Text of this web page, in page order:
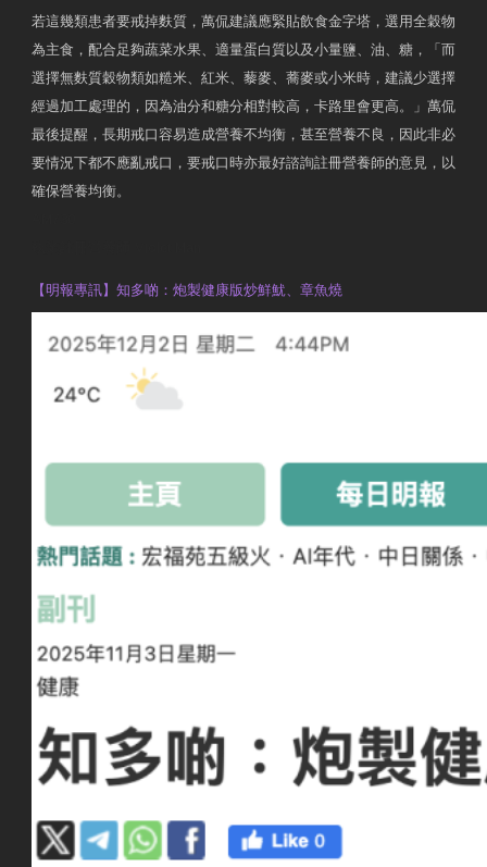
若這幾類患者要戒掉麩質，萬侃建議應緊貼飲食金字塔，選用全穀物
為主食，配合足夠蔬菜水果、適量蛋白質以及小量鹽、油、糖，「而
選擇無麩質穀物類如糙米、紅米、藜麥、蕎麥或小米時，建議少選擇
經過加工處理的，因為油分和糖分相對較高，卡路里會更高。」萬侃
最後提醒，長期戒口容易造成營養不均衡，甚至營養不良，因此非必
要情況下都不應亂戒口，要戒口時亦最好諮詢註冊營養師的意見，以
確保營養均衡。
【明報專訊】知多啲：炮製健康版炒鮮魷、章魚燒